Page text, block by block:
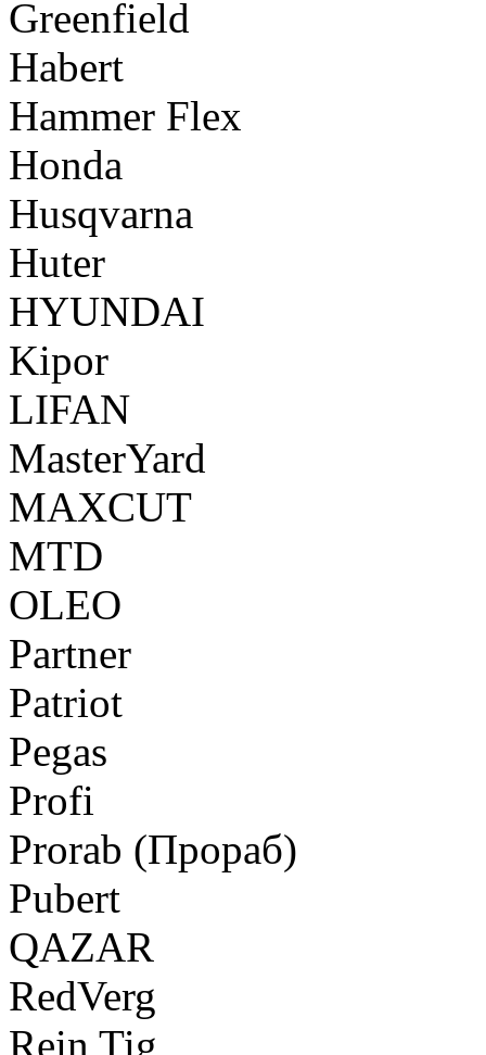
Greenfield
Habert
Hammer Flex
Honda
Husqvarna
Huter
HYUNDAI
Kipor
LIFAN
MasterYard
MAXCUT
MTD
OLEO
Partner
Patriot
Pegas
Profi
Prorab (Прораб)
Pubert
QAZAR
RedVerg
Rein Tig